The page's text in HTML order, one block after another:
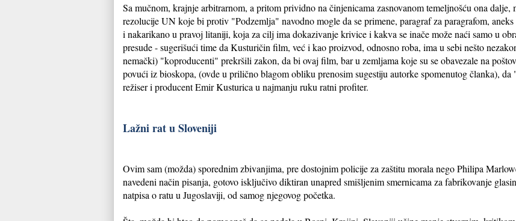
Sa mučnom, krajnje arbitrarnom, a pritom prividno na činjenicama zasnovanom temeljnošću ona dalje,
rezolucije UN koje bi protiv "Podzemlja" navodno mogle da se primene, paragraf za paragrafom, aneks
i nakarikano u pravoj litaniji, koja za cilj ima dokazivanje krivice i kakva se inače može naći samo u
presude - sugerišući time da Kusturičin film, već i kao proizvod, odnosno roba, ima u sebi nešto
nemački) "koproducenti" prekršili zakon, da bi ovaj film, bar u zemljama koje su se obavezale na
povući iz bioskopa, (ovde u prilično blagom obliku prenosim sugestiju autorke spomenutog članka),
režiser i producent Emir Kusturica u najmanju ruku ratni profiter.
Lažni rat u Sloveniji
Ovim sam (možda) sporednim zbivanjima, pre dostojnim policije za zaštitu morala nego Philipa
navedeni način pisanja, gotovo isključivo diktiran unapred smišljenim smernicama za fabrikovanje
natpisa o ratu u Jugoslaviji, od samog njegovog početka.